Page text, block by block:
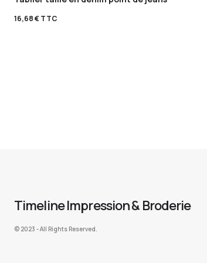
16,68€TTC
Timeline Impression & Broderie
©️ 2023 - All Rights Reserved.